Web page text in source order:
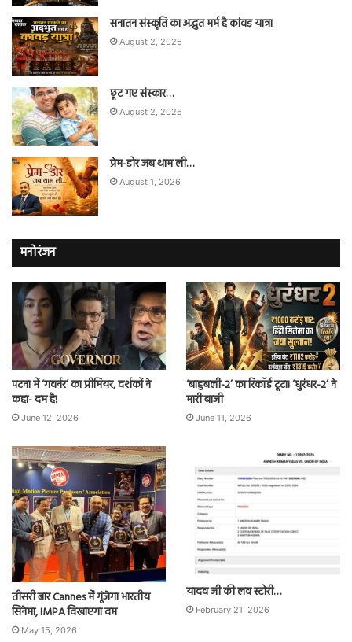
सनातन संस्कृति का अद्भुत मर्म है कांवड़ यात्रा
August 2, 2026
छूट गए संस्कार…
August 2, 2026
प्रेम-डोर जब थाम ली…
August 1, 2026
मनोरंजन
पटना में ‘गवर्नर’ का प्रीमियर, दर्शकों ने
कहा- दम है!
June 12, 2026
‘बाहुबली-2’ का रिकॉर्ड टूटा! ‘धुरंधर-2’ ने
मारी बाजी
June 11, 2026
तीसरी बार Cannes में गूंजेगा भारतीय
सिनेमा, IMPA दिखाएगा दम
May 15, 2026
यादव जी की लव स्टोरी…
February 21, 2026